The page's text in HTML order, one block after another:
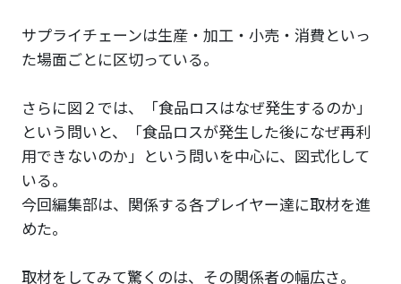
サプライチェーンは生産・加工・小売・消費といっ
た場面ごとに区切っている。
さらに図２では、「食品ロスはなぜ発生するのか」
という問いと、「食品ロスが発生した後になぜ再利
用できないのか」という問いを中心に、図式化して
いる。
今回編集部は、関係する各プレイヤー達に取材を進
めた。
取材をしてみて驚くのは、その関係者の幅広さ。